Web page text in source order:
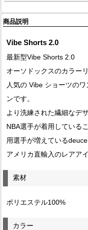
商品説明
Vibe Shorts 2.0
最新型Vibe Shorts 2.0
オーソドックスのカラー
人気の Vibe ショーツの
ンです。
より洗練された繊細なデ
NBA選手が着用している
用選手が増えているdeuce
アメリカ直輸入のレアア
素材
ポリエステル100%
カラー